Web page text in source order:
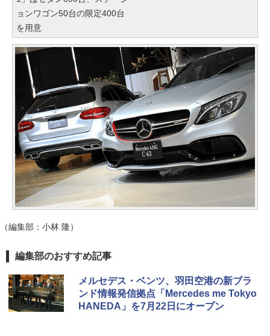
ョンワゴン50台の限定400台
を用意
（編集部：小林 隆）
編集部のおすすめ記事
メルセデス・ベンツ、羽田空港の新ブラ
ンド情報発信拠点「Mercedes me Tokyo
HANEDA」を7月22日にオープン